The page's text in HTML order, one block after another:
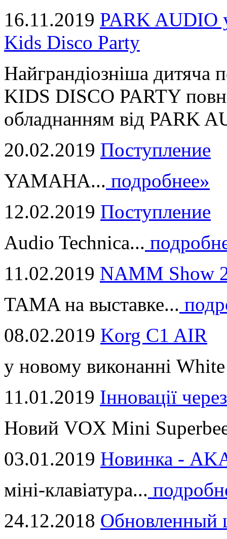
16.11.2019 PARK AUDIO
Kids Disco Party
Найграндіозніша дитяча
KIDS DISCO PARTY
обладнанням від PARK
20.02.2019 Поступление
YAMAHA... подробнее»
12.02.2019 Поступление
Audio Technica...
11.02.2019 NAMM Show
TAMA на выставке...
08.02.2019 Korg C1 AIR
у новому виконанні
11.01.2019 Інновації
Новий VOX Mini
03.01.2019 Новинка -
міні-клавіатура...
24.12.2018 Обновленный